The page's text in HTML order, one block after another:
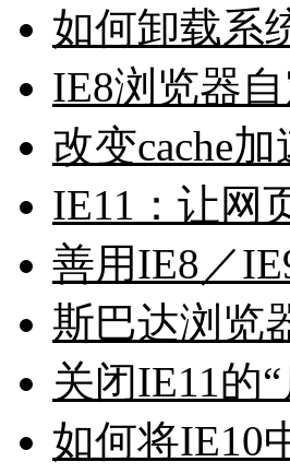
如何卸载系
IE8浏览器
改变cache
IE11：让网
善用IE8／
斯巴达浏览
关闭IE11的
如何将IE10